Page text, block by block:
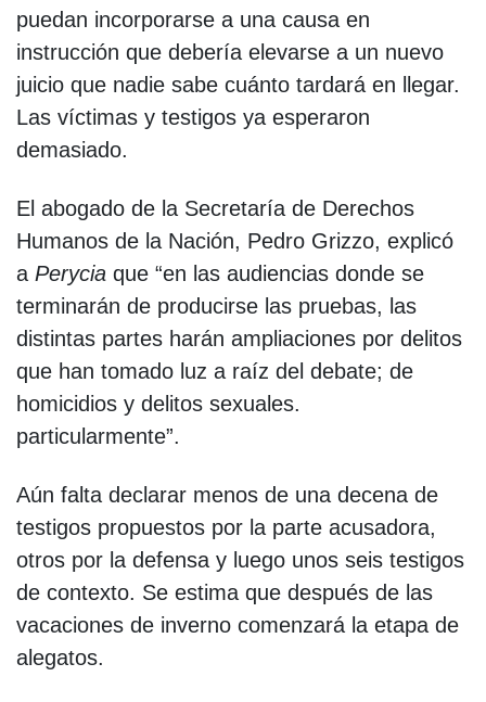
puedan incorporarse a una causa en
instrucción que debería elevarse a un nuevo
juicio que nadie sabe cuánto tardará en llegar.
Las víctimas y testigos ya esperaron
demasiado.
El abogado de la Secretaría de Derechos
Humanos de la Nación, Pedro Grizzo, explicó
a Perycia que “en las audiencias donde se
terminarán de producirse las pruebas, las
distintas partes harán ampliaciones por delitos
que han tomado luz a raíz del debate; de
homicidios y delitos sexuales.
particularmente”.
Aún falta declarar menos de una decena de
testigos propuestos por la parte acusadora,
otros por la defensa y luego unos seis testigos
de contexto. Se estima que después de las
vacaciones de inverno comenzará la etapa de
alegatos.